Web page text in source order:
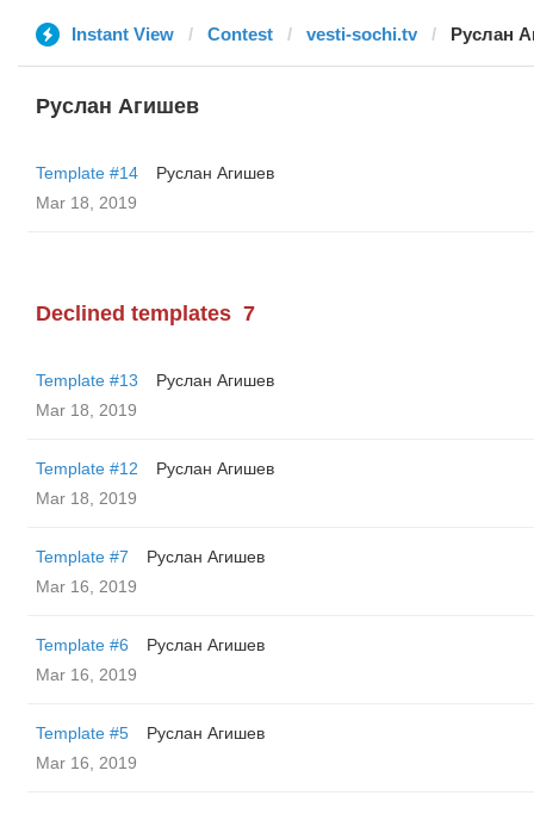
Instant View Contest vesti-sochi.tv Руслан
Руслан Агишев
Template #14
Руслан Агишев
Mar 18, 2019
Declined templates 7
Template #13
Руслан Агишев
Mar 18, 2019
Template #12
Руслан Агишев
Mar 18, 2019
Template #7
Руслан Агишев
Mar 16, 2019
Template #6
Руслан Агишев
Mar 16, 2019
Template #5
Руслан Агишев
Mar 16, 2019